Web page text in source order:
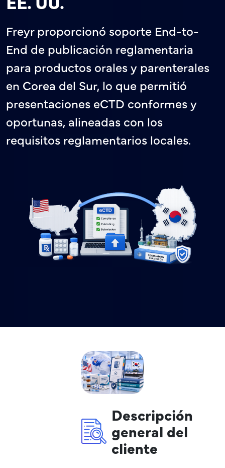
Freyr proporcionó soporte End-to-
End de publicación reglamentaria
para productos orales y parenterales
en Corea del Sur, lo que permitió
presentaciones eCTD conformes y
oportunas, alineadas con los
requisitos reglamentarios locales.
Descripción
general del
cliente